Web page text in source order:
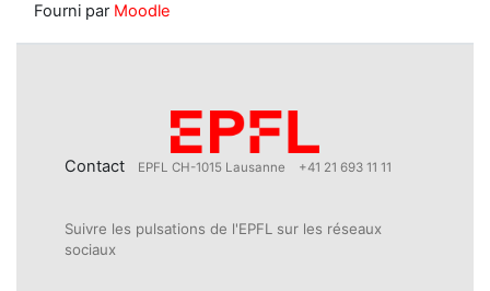
Fourni par Moodle
Contact EPFL CH-1015 Lausanne +41 21 693 11 11
Suivre les pulsations de l'EPFL sur les réseaux
sociaux